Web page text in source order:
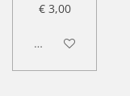
€ 3,00
Uitgeschakeld